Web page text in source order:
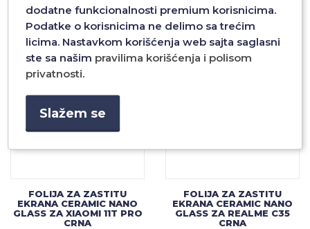
Dodaj u Dodaj u
FOLIJA ZA ZASTITU
EKRANA CERAMIC NANO
GLASS ZA XIAOMI 11T PRO
CRNA
FOLIJA ZA ZASTITU
EKRANA CERAMIC NANO
GLASS ZA REALME C35
CRNA
dodatne funkcionalnosti premium korisnicima.
Podatke o korisnicima ne delimo sa trećim
licima. Nastavkom korišćenja web sajta saglasni
ste sa našim pravilima korišćenja i polisom
privatnosti.
Slažem se